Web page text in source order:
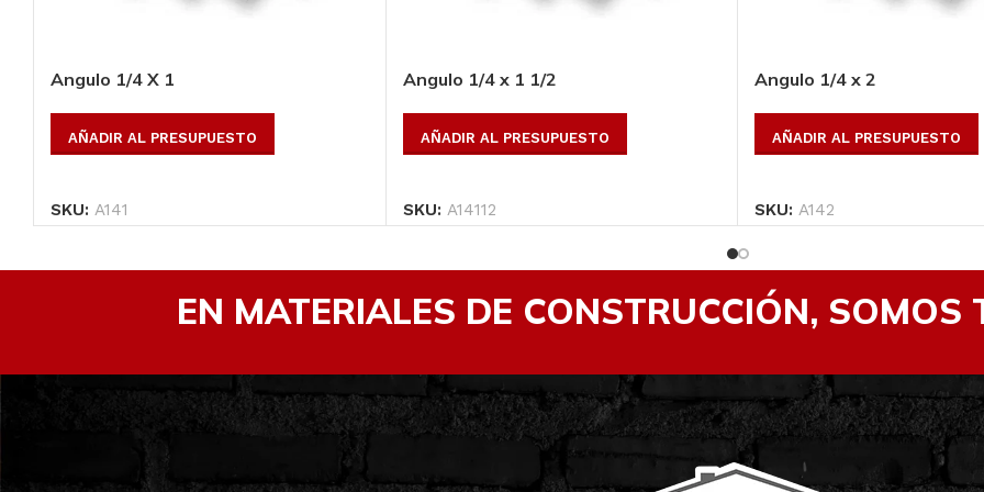
Angulo 1/4 X 1
AÑADIR AL PRESUPUESTO
SKU: A141
Angulo 1/4 x 1 1/2
AÑADIR AL PRESUPUESTO
SKU: A14112
Angulo 1/4 x 2
AÑADIR AL PRESUPUESTO
SKU: A142
EN MATERIALES DE CONSTRUCCIÓN, SOMOS